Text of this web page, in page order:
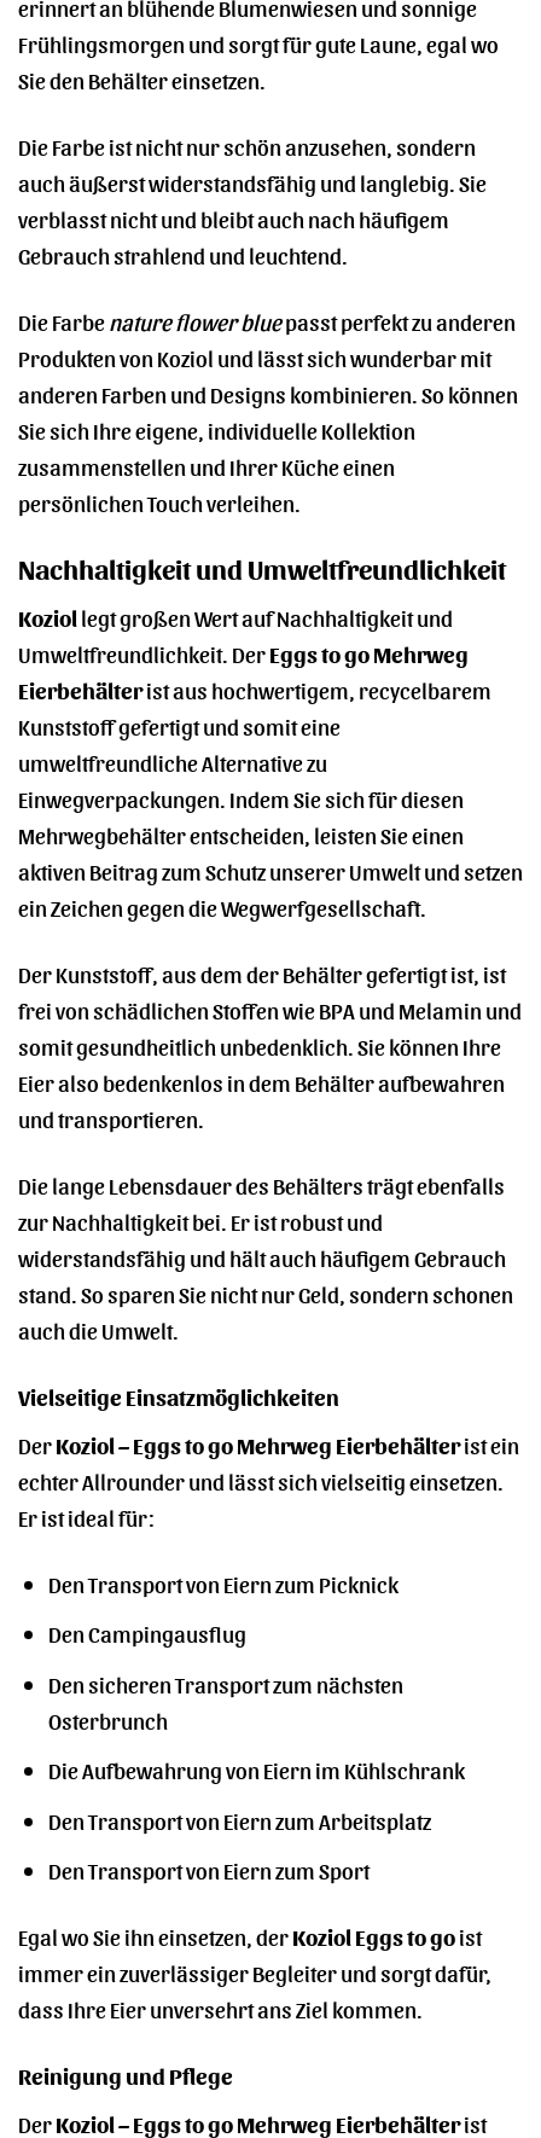
erinnert an blühende Blumenwiesen und sonnige
Frühlingsmorgen und sorgt für gute Laune, egal wo
Sie den Behälter einsetzen.
Die Farbe ist nicht nur schön anzusehen, sondern
auch äußerst widerstandsfähig und langlebig. Sie
verblasst nicht und bleibt auch nach häufigem
Gebrauch strahlend und leuchtend.
Die Farbenature flower bluepasst perfekt zu anderen
Produkten von Koziol und lässt sich wunderbar mit
anderen Farben und Designs kombinieren. So können
Sie sich Ihre eigene, individuelle Kollektion
zusammenstellen und Ihrer Küche einen
persönlichen Touch verleihen.
Nachhaltigkeit und Umweltfreundlichkeit
Koziol legt großen Wert auf Nachhaltigkeit und
Umweltfreundlichkeit. DerEggs to go Mehrweg
Eierbehälterist aus hochwertigem, recycelbarem
Kunststoff gefertigt und somit eine
umweltfreundliche Alternative zu
Einwegverpackungen. Indem Sie sich für diesen
Mehrwegbehälter entscheiden, leisten Sie einen
aktiven Beitrag zum Schutz unserer Umwelt und setzen
ein Zeichen gegen die Wegwerfgesellschaft.
Der Kunststoff, aus dem der Behälter gefertigt ist, ist
frei von schädlichen Stoffen wie BPA und Melamin und
somit gesundheitlich unbedenklich. Sie können Ihre
Eier also bedenkenlos in dem Behälter aufbewahren
und transportieren.
Die lange Lebensdauer des Behälters trägt ebenfalls
zur Nachhaltigkeit bei. Er ist robust und
widerstandsfähig und hält auch häufigem Gebrauch
stand. So sparen Sie nicht nur Geld, sondern schonen
auch die Umwelt.
Vielseitige Einsatzmöglichkeiten
DerKoziol – Eggs to go Mehrweg Eierbehälterist ein
echter Allrounder und lässt sich vielseitig einsetzen.
Er ist ideal für:
Den Transport von Eiern zum Picknick
Den Campingausflug
Den sicheren Transport zum nächsten
Osterbrunch
Die Aufbewahrung von Eiern im Kühlschrank
Den Transport von Eiern zum Arbeitsplatz
Den Transport von Eiern zum Sport
Egal wo Sie ihn einsetzen, derKoziol Eggs to goist
immer ein zuverlässiger Begleiter und sorgt dafür,
dass Ihre Eier unversehrt ans Ziel kommen.
Reinigung und Pflege
DerKoziol – Eggs to go Mehrweg Eierbehälterist